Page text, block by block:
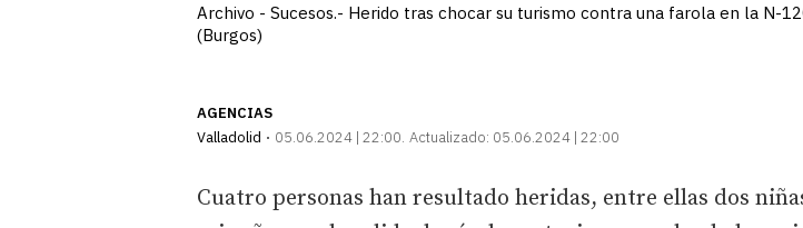
Archivo - Sucesos.- Herido tras chocar su turismo contra una farola en la N-
(Burgos)
AGENCIAS
Valladolid
05.06.2024 | 22:00 Actualizado: 05.06.2024 | 22:00
Cuatro personas han resultado heridas, entre ellas dos